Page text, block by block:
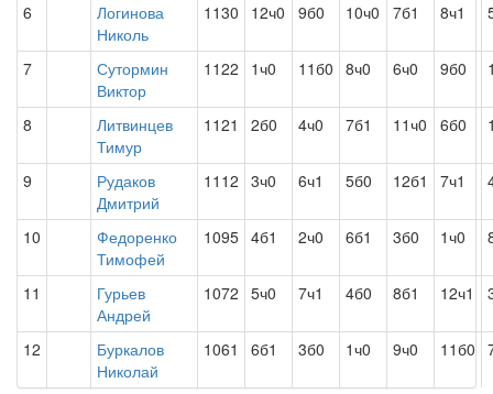
6
Логинова
Николь
1130 12ч0 9б0 10ч0 7б1 8ч1
7
Сутормин
Виктор
1122 1ч0 11б0 8ч0 6ч0 9б0
8
Литвинцев
Тимур
1121 2б0 4ч0 7б1 11ч0 6б0
9
Рудаков
Дмитрий
1112 3ч0 6ч1 5б0 12б1 7ч1
10
Федоренко
Тимофей
1095 4б1 2ч0 6б1 3б0 1ч0
11
Гурьев
Андрей
1072 5ч0 7ч1 4б0 8б1 12ч1
12
Буркалов
Николай
1061 6б1 3б0 1ч0 9ч0 11б0